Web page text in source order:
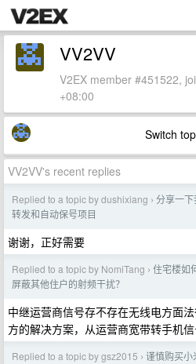
VV2VV
V2EX member #451522,
+08:00
Switch
VV2VV's recent replies
Replied to a topic by dushixiang › 分享一下
转发和自动保号项目
谢谢，正好需要
Replied to a topic by NomiTang › 住宅楼如
屏蔽其他住户的射频干扰？
中继运营商信号存不存在无线电方面
方的解决方案，从运营商宽带转手机
Replied to a topic by gsz2015 › 谨慎购买小